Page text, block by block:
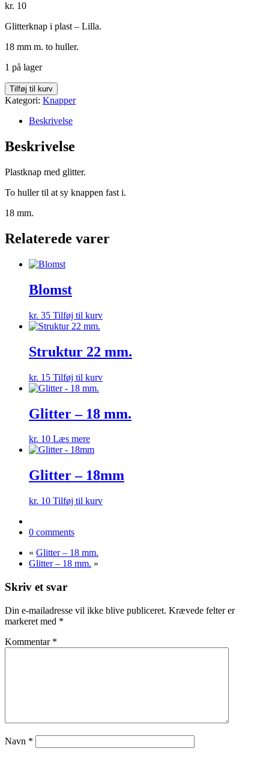
kr. 10
Glitterknap i plast – Lilla.
18 mm m. to huller.
1 på lager
Glitter
-
mm.
Tilføj til kurv
Kategori: Knapper
Beskrivelse
Beskrivelse
Plastknap med glitter.
To huller til at sy knappen fast i.
18 mm.
Relaterede varer
Blomst
kr. 35 Tilføj til kurv
Struktur 22 mm.
kr. 15 Tilføj til kurv
Glitter – 18 mm.
kr. 10 Læs mere
Glitter – 18mm
kr. 10 Tilføj til kurv
0 comments
« Glitter – 18 mm.
Glitter – 18 mm. »
Skriv et svar
Din e-mailadresse vil ikke blive publiceret. Krævede felter er
markeret med *
Kommentar *
Navn *